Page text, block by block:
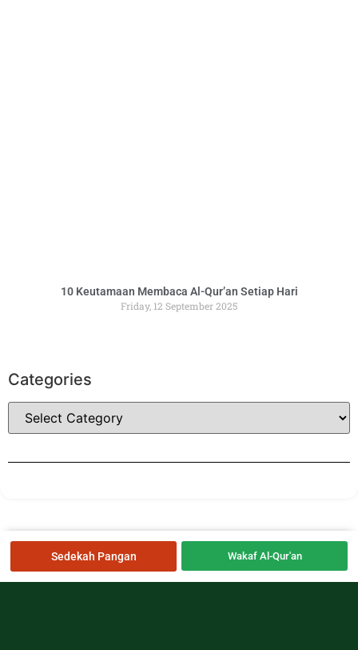
10 Keutamaan Membaca Al-Qur’an Setiap Hari
Friday, 12 September 2025
Categories
Sedekah Pangan Wakaf Al-Qur'an